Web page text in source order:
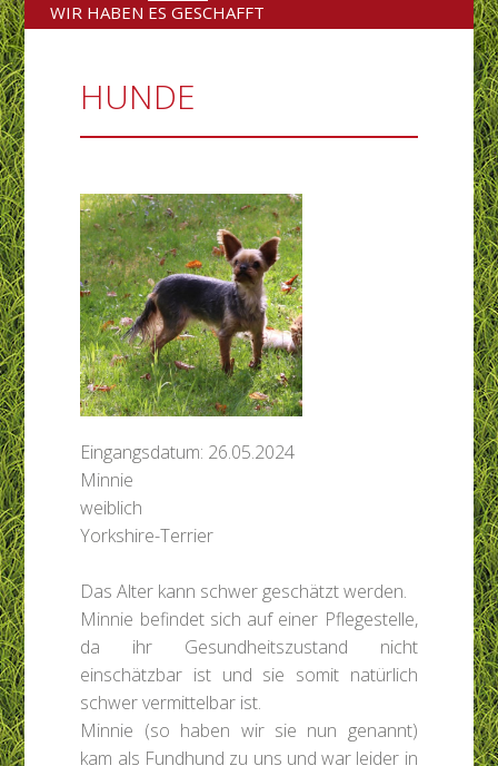
überspringen
WIR HABEN ES GESCHAFFT
HUNDE
Eingangsdatum: 26.05.2024
Minnie
weiblich
Yorkshire-Terrier
Das Alter kann schwer geschätzt werden.
Minnie befindet sich auf einer Pflegestelle,
da ihr Gesundheitszustand nicht
einschätzbar ist und sie somit natürlich
schwer vermittelbar ist.
Minnie (so haben wir sie nun genannt)
kam als Fundhund zu uns und war leider in